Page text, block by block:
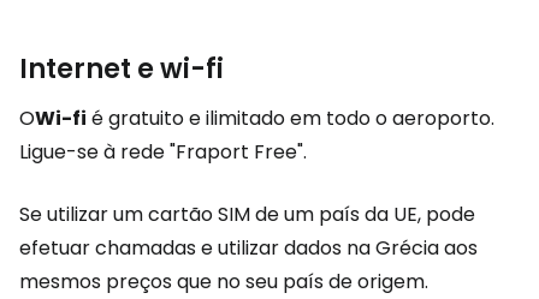
Internet e wi-fi
OWi-fi é gratuito e ilimitado em todo o aeroporto.
Ligue-se à rede "Fraport Free".
Se utilizar um cartão SIM de um país da UE, pode
efetuar chamadas e utilizar dados na Grécia aos
mesmos preços que no seu país de origem.